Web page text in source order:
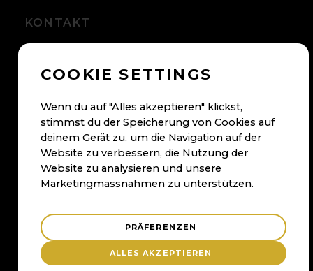
KONTAKT
kontakt@maybaum.ch
BADEN
Maybaum AG
Bruggerstrasse 37
5400 Baden
Anfahrtsplan
Google Maps
COOKIE SETTINGS
Wenn du auf "Alles akzeptieren" klickst,
stimmst du der Speicherung von Cookies auf
deinem Gerät zu, um die Navigation auf der
Website zu verbessern, die Nutzung der
Website zu analysieren und unsere
Marketingmassnahmen zu unterstützen.
PRÄFERENZEN
ALLES AKZEPTIEREN